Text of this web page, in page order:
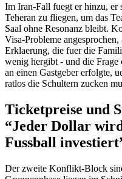
Im Iran-Fall fuegt er hinzu, er
Teheran zu fliegen, um das
Saal ohne Resonanz bleibt.
Visa-Probleme
Erklaerung, die fuer die
wenig hergibt - und die
an einen Gastgeber erfolgte,
ratlos die Schultern zucken
Ticketpreise und
“Jeder Dollar
Fussball
Der zweite Konflikt-Block